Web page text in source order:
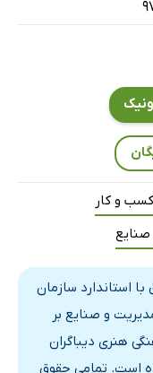
و کار
استاندارد سازمان
و صنایع بر
هنری دیباگران
است. تمامی حقوق